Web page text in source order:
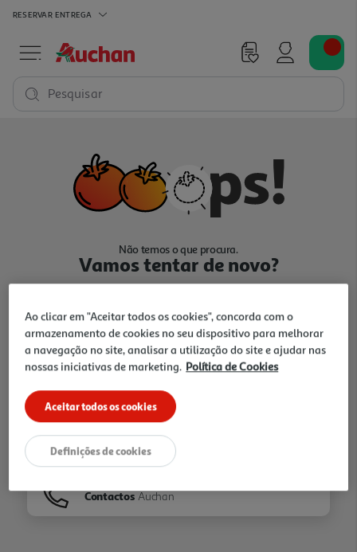
RESERVAR ENTREGA
Pesquisar
Não temos o que procura.
Vamos tentar de novo?
Ir para Homepage
Folhetos
Contactos Auchan
Ao clicar em "Aceitar todos os cookies", concorda com o
armazenamento de cookies no seu dispositivo para melhorar
a navegação no site, analisar a utilização do site e ajudar nas
nossas iniciativas de marketing. Política de Cookies
Aceitar todos os cookies
Definições de cookies